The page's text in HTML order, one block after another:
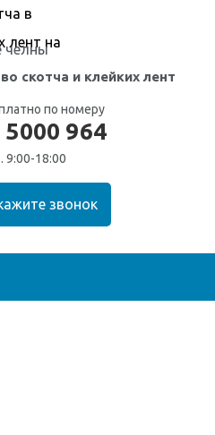
челны
скотча и клейких лент
по номеру
964
9:00-18:00